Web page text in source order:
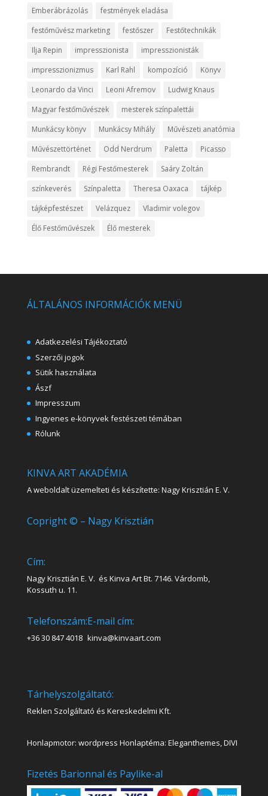
Emberábrázolás
festmények eladása
festőművész marketing
festőszer
Festőtechnikák
Ilja Repin
impresszionista
impresszionisták
impresszionizmus
Karl Rahl kompozíció
Könyv
Leonardo da Vinci
Leoni Afremov
Ludwig Knaus
Magyar festőművészek
mesterek színpalettái
Munkácsy könyv
Munkácsy Mihály
Művészeti anatómia
Művészettörténet
Odd Nerdrum Paletta
Picasso
Rembrandt
Régi Festőmesterek
Saáry Zoltán
színkeverés
Színpaletta Theresa Oaxaca
tájkép
tájképfestészet
Velázquez
Vladimir volegov
Élő Festőművészek
Élő mesterek
ÁLTALÁNOS INFORMÁCIÓK MENÜ
Adatkezelési Tájékoztató
Szerzői jogok
Sütik használata
Ászf
Impresszum
Ingyenes e-könyvek festészeti témában
Rólunk
KINVA ART AKADÉMIA
A weboldalt üzemelteti és készítette: Nagy Krisztián E. V.
Copright © – Nagy Krisztián
Cím:
Nagy Krisztián E. V. és Kinva Art Bt. 7146. Várdomb,
Kossuth u. 11.
Telefonszám:
+36 30 847 4018
E-mail cím:
kinva@kinvaart.com
Tárhelyszolgáltató:
Reklen Szolgáltató és Kereskedelmi Kft.
Honlapmotor: wordpress Honlaptéma: Eleganthemes, DIVI
Fizetés Barionnal és Paylike-al